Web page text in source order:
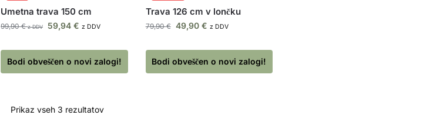
Umetna trava 150 cm
99,90€ z DDV 59,94 € z DDV
Bodi obveščen o novi zalogi!
Trava 126 cm v lončku
79,90€ 49,90 € z DDV
Bodi obveščen o novi zalogi!
Prikaz vseh 3 rezultatov